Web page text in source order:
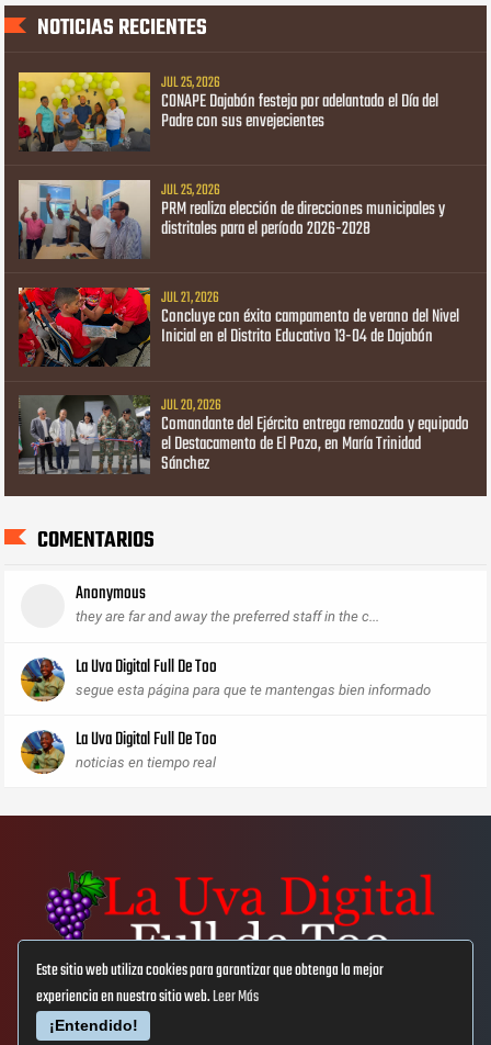
Este sitio web utiliza cookies para garantizar que obtenga la mejor
experiencia en nuestro sitio web.Leer Más
¡Entendido!
NOTICIAS RECIENTES
JUL 25, 2026
CONAPE Dajabón festeja por adelantado el Día del
Padre con sus envejecientes
JUL 25, 2026
PRM realiza elección de direcciones municipales y
distritales para el período 2026-2028
JUL 21, 2026
Concluye con éxito campamento de verano del Nivel
Inicial en el Distrito Educativo 13-04 de Dajabón
JUL 20, 2026
Comandante del Ejército entrega remozado y equipado
el Destacamento de El Pozo, en María Trinidad
Sánchez
COMENTARIOS
Anonymous
they are far and away the preferred staff in the c...
La Uva Digital Full De Too
segue esta página para que te mantengas bien informado
La Uva Digital Full De Too
noticias en tiempo real
Aviso Lega Privacidad